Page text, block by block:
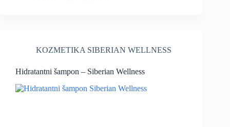
KOZMETIKA SIBERIAN WELLNESS
Hidratantni šampon – Siberian Wellness